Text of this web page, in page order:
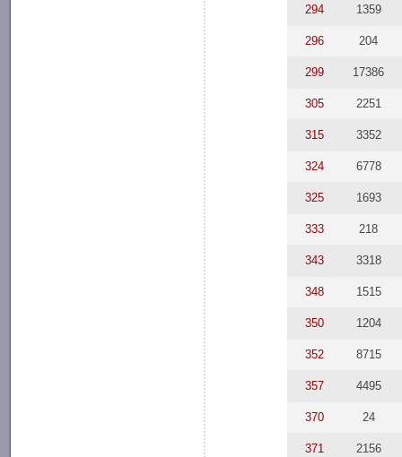
294 1359
296 204
299 17386
305 2251
315 3352
324 6778
325 1693
333 218
343 3318
348 1515
350 1204
352 8715
357 4495
370 24
371 2156